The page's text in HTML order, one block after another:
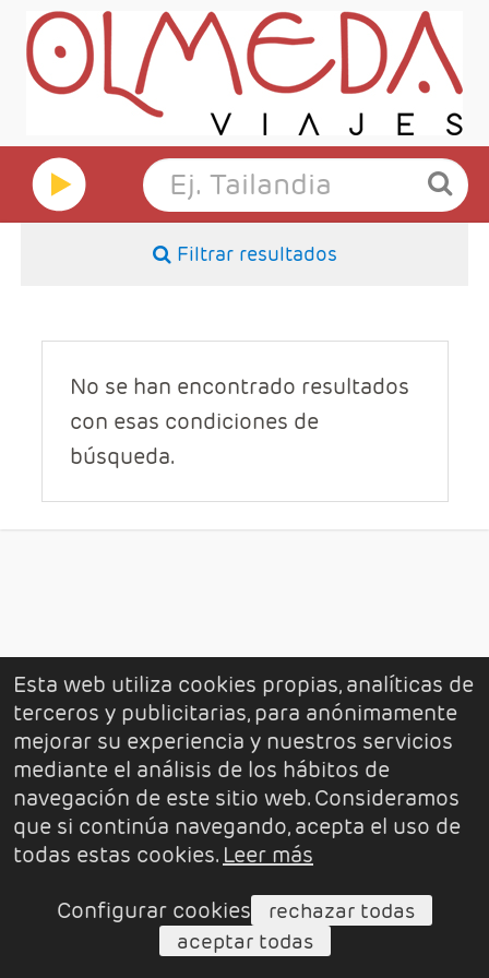
Filtrar resultados
No se han encontrado resultados
con esas condiciones de
búsqueda.
Esta web utiliza cookies propias, analíticas de
terceros y publicitarias, para anónimamente
mejorar su experiencia y nuestros servicios
mediante el análisis de los hábitos de
navegación de este sitio web. Consideramos
que si continúa navegando, acepta el uso de
todas estas cookies. Leer más
Configurar cookies
rechazar todas
aceptar todas